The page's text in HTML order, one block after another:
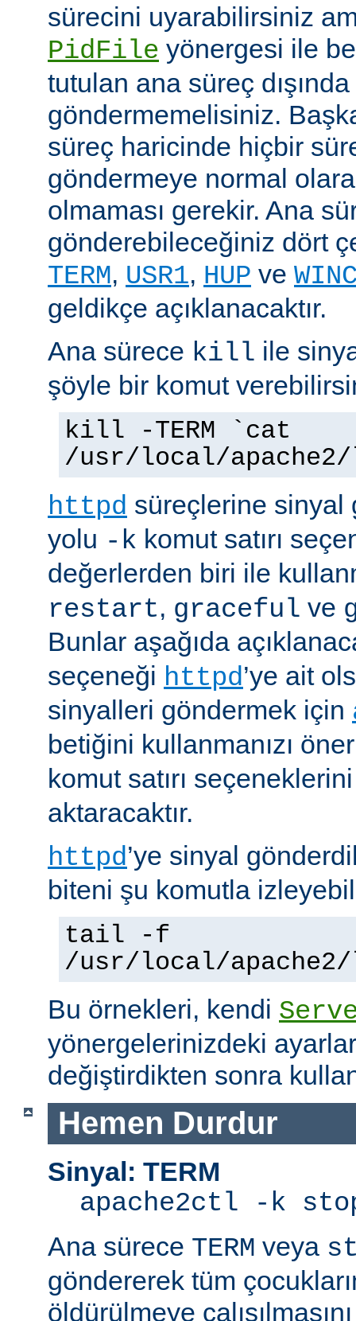
sürecini uyarabilirsiniz
PidFile yönergesi ile
tutulan ana süreç
göndermemelisiniz.
süreç haricinde hiçbir
göndermeye normal
olmaması gerekir. Ana
gönderebileceğiniz dört
TERM, USR1, HUP ve
geldikçe açıklanacaktır.
Ana sürece kill ile
şöyle bir komut
kill -TERM `cat
/usr/local/
httpd süreçlerine sinyal
yolu -k komut satırı
değerlerden biri ile
restart, graceful ve
Bunlar aşağıda
seçeneği httpd’ye ait
sinyalleri göndermek için
betiğini kullanmanızı
komut satırı
aktaracaktır.
httpd’ye sinyal
biteni şu komutla
tail -f
/usr/local/
Bu örnekleri, kendi
yönergelerinizdeki
değiştirdikten sonra
Hemen Durdur
Sinyal: TERM
apache2ctl -k
Ana sürece TERM veya
göndererek tüm
öldürülmeye